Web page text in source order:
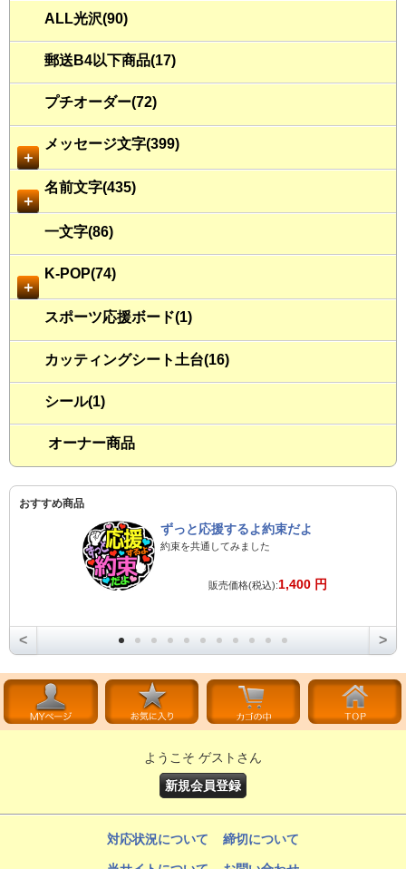
ALL光沢(90)
郵送B4以下商品(17)
プチオーダー(72)
＋
メッセージ文字(399)
＋
名前文字(435)
一文字(86)
＋
K-POP(74)
スポーツ応援ボード(1)
カッティングシート土台(16)
シール(1)
オーナー商品
おすすめ商品
ずっと応援するよ約束だよ
約束を共通してみました
販売価格(税込):1,400 円
< >
ようこそ ゲストさん
新規会員登録
対応状況について 締切について